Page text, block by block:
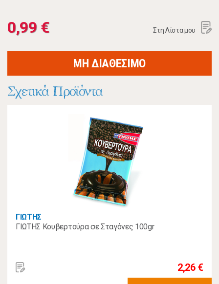
0,99 € Στη Λίστα μου
ΜΗ ΔΙΑΘΕΣΙΜΟ
Σχετικά Προϊόντα
ΓΙΩΤΗΣ
ΓΙΩΤΗΣ Κουβερτούρα σε Σταγόνες 100gr
2,26 €